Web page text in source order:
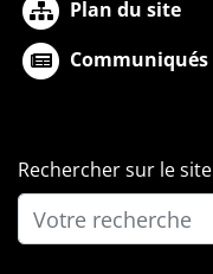
Plan du site
Communiqués
Rechercher sur le site